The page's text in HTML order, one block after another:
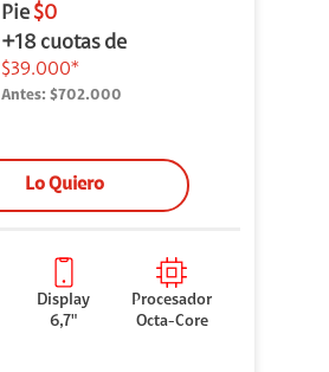
Pie $0
+18 cuotas de
$39.000*
Antes: $702.000
Lo Quiero
Display
6,7"
Procesador
Octa-Core